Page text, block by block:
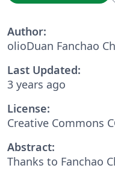
Author:
olioDuan Fanchao
Last Updated:
3 years ago
License:
Creative Commons
Abstract:
Thanks to Fanchao